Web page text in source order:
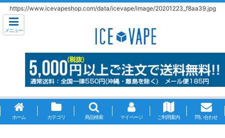
https://www.icevapeshop.com/data/icevape/image/20201223_f8aa39.jpg
メニュー
ホーム カテゴリ 商品検索 マイページ ご利用案内 問い合わせ